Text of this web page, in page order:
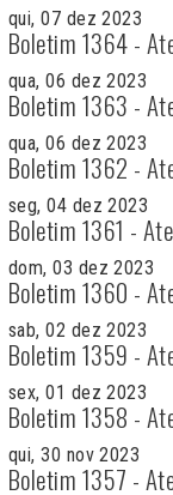
qui, 07 dez 2023
Boletim 1364 -
qua, 06 dez 2023
Boletim 1363 -
qua, 06 dez 2023
Boletim 1362 -
seg, 04 dez 2023
Boletim 1361 -
dom, 03 dez 2023
Boletim 1360 -
sab, 02 dez 2023
Boletim 1359 -
sex, 01 dez 2023
Boletim 1358 -
qui, 30 nov 2023
Boletim 1357 -